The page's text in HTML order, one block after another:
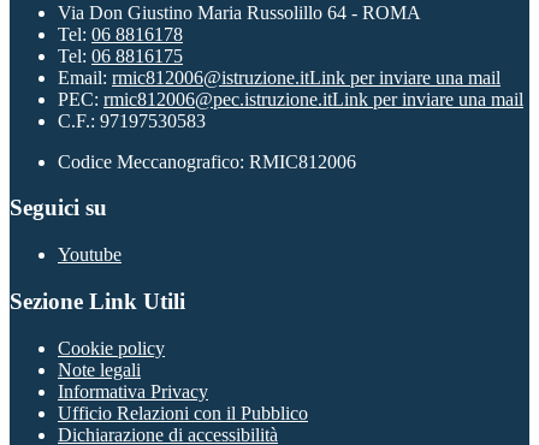
Via Don Giustino Maria Russolillo 64 - ROMA
Tel: 06 8816178
Tel: 06 8816175
Email: rmic812006@istruzione.itLink per inviare una mail
PEC: rmic812006@pec.istruzione.itLink per inviare una mail
C.F.: 97197530583
Codice Meccanografico: RMIC812006
Seguici su
Youtube
Sezione Link Utili
Cookie policy
Note legali
Informativa Privacy
Ufficio Relazioni con il Pubblico
Dichiarazione di accessibilità